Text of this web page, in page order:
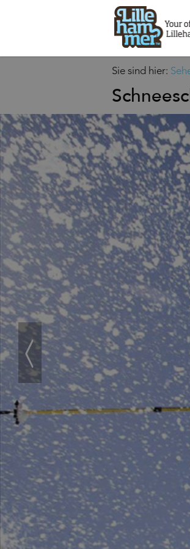
Sie sind hier:
Zurück